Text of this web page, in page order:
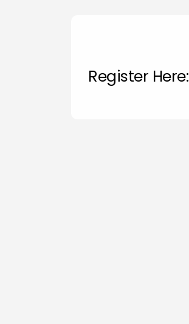
Register Here: